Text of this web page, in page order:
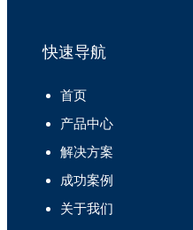
快速导航
首页
产品中心
解决方案
成功案例
关于我们